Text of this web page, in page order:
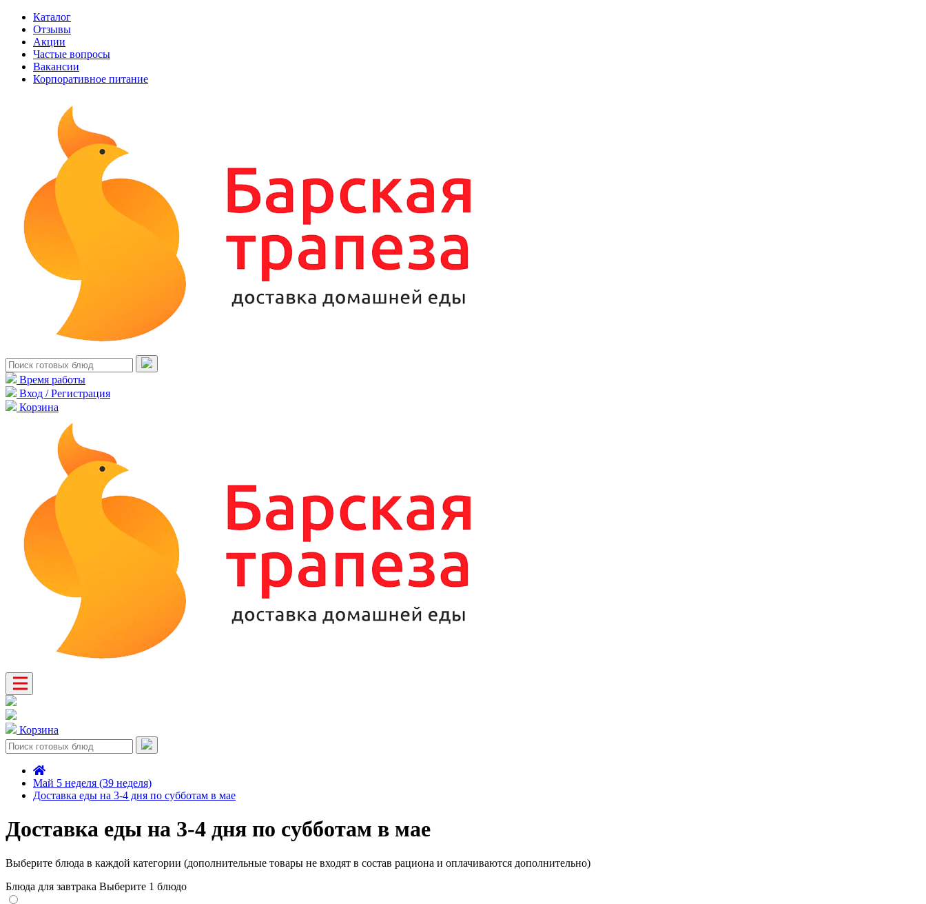
Каталог
Отзывы
Акции
Частые вопросы
Вакансии
Корпоративное питание
Время работы
Вход / Регистрация
Корзина
Корзина
Май 5 неделя (39 неделя)
Доставка еды на 3-4 дня по субботам в мае
Доставка еды на 3-4 дня по субботам в мае
Выберите блюда в каждой категории (дополнительные товары не входят в состав рациона и оплачиваются дополнительно)
Блюда для завтрака Выберите 1 блюдо